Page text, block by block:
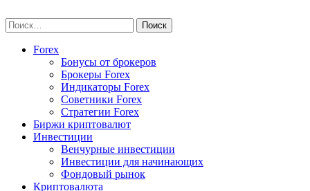
to
content
Найти:
Forex
Бонусы от брокеров
Брокеры Forex
Индикаторы Forex
Советники Forex
Стратегии Forex
Биржи криптовалют
Инвестиции
Венчурные инвестиции
Инвестиции для начинающих
Фондовый рынок
Криптовалюта